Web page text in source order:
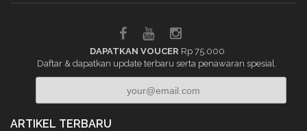
DAPATKAN VOUCER Rp 75.000
Daftar & dapatkan update terbaru serta penawaran spesial.
ARTIKEL TERBARU